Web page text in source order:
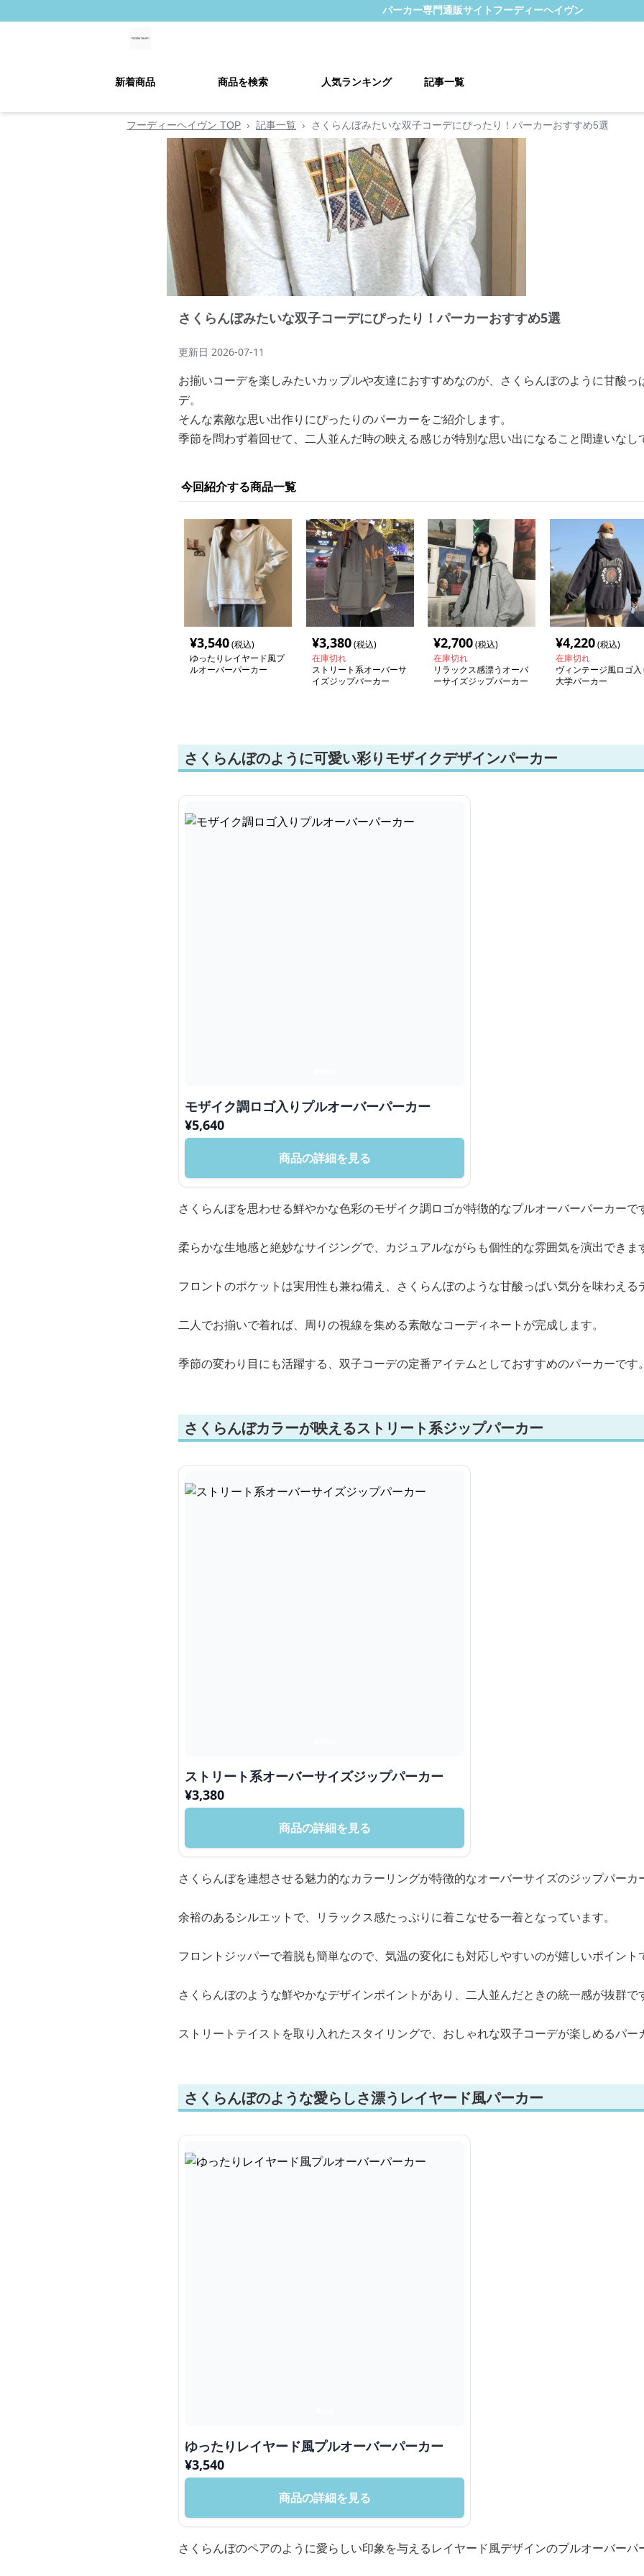
パーカー専門通販サイト フーディーヘイヴン
新着商品 商品を検索 人気ランキング 記事一覧
フーディーヘイヴン TOP › 記事一覧 › さくらんぼみたいな双子コーデにぴったり！パーカーおすすめ5選
さくらんぼみたいな双子コーデにぴったり！パーカーおすすめ5選
更新日 2026-07-11
お揃いコーデを楽しみたいカップルや友達におすすめなのが、さくらんぼのように甘酸
デ。
そんな素敵な思い出作りにぴったりのパーカーをご紹介します。
季節を問わず着回せて、二人並んだ時の映える感じが特別な思い出になること間違いなし
今回紹介する商品一覧
¥3,540(税込)
ゆったりレイヤード風プ
ルオーバーパーカー
¥3,380(税込)
在庫切れ
ストリート系オーバーサ
イズジップパーカー
¥2,700(税込)
在庫切れ
リラックス感漂うオーバ
ーサイズジップパーカー
¥4,220(税込)
在庫切れ
ヴィンテージ風ロゴ入
大学パーカー
さくらんぼのように可愛い彩りモザイクデザインパーカー
モザイク調ロゴ入りプルオーバーパーカー
¥5,640
商品の詳細を見る
さくらんぼを思わせる鮮やかな色彩のモザイク調ロゴが特徴的なプルオーバーパーカーで
柔らかな生地感と絶妙なサイジングで、カジュアルながらも個性的な雰囲気を演出できま
フロントのポケットは実用性も兼ね備え、さくらんぼのような甘酸っぱい気分を味わえる
二人でお揃いで着れば、周りの視線を集める素敵なコーディネートが完成します。
季節の変わり目にも活躍する、双子コーデの定番アイテムとしておすすめのパーカーです
さくらんぼカラーが映えるストリート系ジップパーカー
ストリート系オーバーサイズジップパーカー
¥3,380
商品の詳細を見る
さくらんぼを連想させる魅力的なカラーリングが特徴的なオーバーサイズのジップパーカ
余裕のあるシルエットで、リラックス感たっぷりに着こなせる一着となっています。
フロントジッパーで着脱も簡単なので、気温の変化にも対応しやすいのが嬉しいポイント
さくらんぼのような鮮やかなデザインポイントがあり、二人並んだときの統一感が抜群で
ストリートテイストを取り入れたスタイリングで、おしゃれな双子コーデが楽しめるパー
さくらんぼのような愛らしさ漂うレイヤード風パーカー
ゆったりレイヤード風プルオーバーパーカー
¥3,540
商品の詳細を見る
さくらんぼのペアのように愛らしい印象を与えるレイヤード風デザインのプルオーバーパ